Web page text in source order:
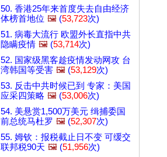
50. 香港25年来首度失去自由经济
体榜首地位 🖼️ (53,723次)
51. 病毒大流行 欧盟外长直指中共
隐瞒疫情 🖼️ (53,714次)
52. 国家级黑客趁疫情发动网攻 台
湾韩国等受害 🖼️ (53,129次)
53. 反击中共时候已到 专家：美国
应采四策略 🖼️ (53,006次)
54. 美悬赏1,500万美元 缉捕委国
前总统马杜罗 🖼️ (52,307次)
55. 姆钦：报税截止日不变 可缓交
联邦税90天 🖼️ (51,956次)